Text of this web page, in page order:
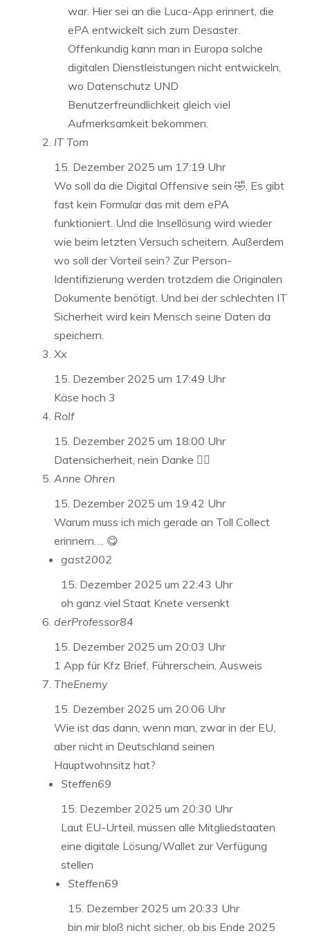
war. Hier sei an die Luca-App erinnert, die
ePA entwickelt sich zum Desaster.
Offenkundig kann man in Europa solche
digitalen Dienstleistungen nicht entwickeln,
wo Datenschutz UND
Benutzerfreundlichkeit gleich viel
Aufmerksamkeit bekommen.
IT Tom
15. Dezember 2025 um 17:19 Uhr
Wo soll da die Digital Offensive sein 🤣. Es gibt
fast kein Formular das mit dem ePA
funktioniert. Und die Insellösung wird wieder
wie beim letzten Versuch scheitern. Außerdem
wo soll der Vorteil sein? Zur Person-
Identifizierung werden trotzdem die Originalen
Dokumente benötigt. Und bei der schlechten IT
Sicherheit wird kein Mensch seine Daten da
speichern.
Xx
15. Dezember 2025 um 17:49 Uhr
Käse hoch 3
Rolf
15. Dezember 2025 um 18:00 Uhr
Datensicherheit, nein Danke 🙂‍↔️
Anne Ohren
15. Dezember 2025 um 19:42 Uhr
Warum muss ich mich gerade an Toll Collect
erinnern…. 😋
gast2002
15. Dezember 2025 um 22:43 Uhr
oh ganz viel Staat Knete versenkt
derProfessor84
15. Dezember 2025 um 20:03 Uhr
1 App für Kfz Brief, Führerschein, Ausweis
TheEnemy
15. Dezember 2025 um 20:06 Uhr
Wie ist das dann, wenn man, zwar in der EU,
aber nicht in Deutschland seinen
Hauptwohnsitz hat?
Steffen69
15. Dezember 2025 um 20:30 Uhr
Laut EU-Urteil, müssen alle Mitgliedstaaten
eine digitale Lösung/Wallet zur Verfügung
stellen
Steffen69
15. Dezember 2025 um 20:33 Uhr
bin mir bloß nicht sicher, ob bis Ende 2025